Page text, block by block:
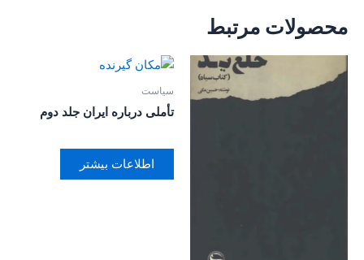
محصولات مرتبط
سیاست
تأملی درباره ایران جلد دوم
اطلاعات بیشتر